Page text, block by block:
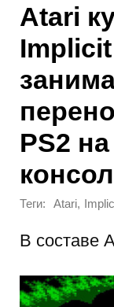
Atari
PS2
Теги: Atari,
В составе